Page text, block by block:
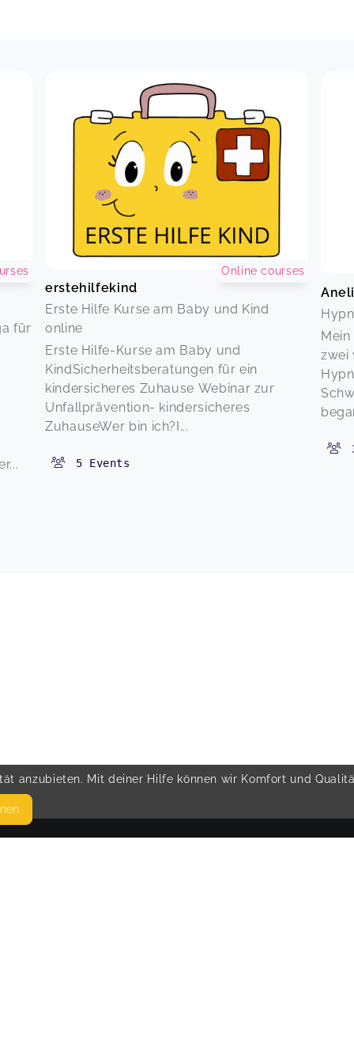
für
erstehilfekind
Erste Hilfe Kurse am Baby und Kind
online
Erste Hilfe-Kurse am Baby und
KindSicherheitsberatungen für ein
kindersicheres Zuhause Webinar zur
Unfallprävention- kindersicheres
ZuhauseWer bin ich?I...
Online courses
5 Events
zwei
anzubieten. Mit deiner Hilfe können wir Komfort und